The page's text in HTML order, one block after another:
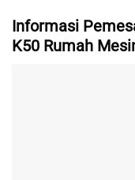
Informasi
K50 Rumah